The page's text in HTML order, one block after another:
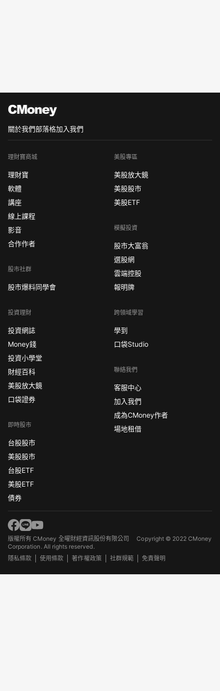
關於我們部落格加入我們
理財寶商城
理財寶
軟體
講座
線上課程
影音
合作作者
股市社群
股市爆料同學會
投資理財
投資網誌
Money錢
投資小學堂
財經百科
美股放大鏡
口袋證券
即時股市
台股股市
美股股市
台股ETF
美股ETF
債券
美股專區
美股放大鏡
美股股市
美股ETF
模擬投資
股市大富翁
選股網
雲端控股
報明牌
跨領域學習
學到
口袋Studio
聯絡我們
客服中心
加入我們
成為CMoney作者
場地租借
版權所有 CMoney 全曜財經資訊股份有限公司Copyright © 2022 CMoney
Corporation. All rights reserved.
隱私條款
使用條款 著作權政策 社群規範 免責聲明